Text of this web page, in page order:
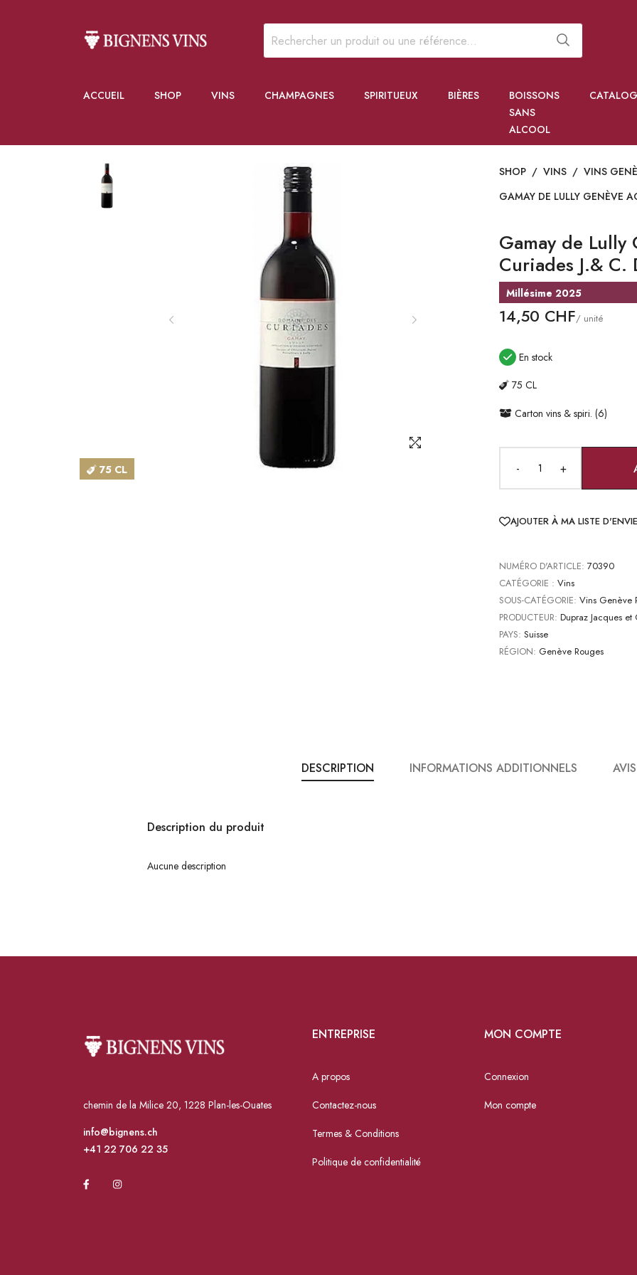
ACCUEIL SHOP VINS CHAMPAGNES SPIRITUEUX BIÈRES
BOISSONS
SANS
ALCOOL
75 CL
SHOP / VINS / VINS
GAMAY DE LULLY GENÈVE
Gamay de Lully
Curiades J.& C.
Millésime 2025
14,50 CHF/ unité
En stock
75 CL
Carton vins & spiri. (6)
- +
AJOUTER À MA LISTE D'ENVIE
NUMÉRO D'ARTICLE: 70390
CATÉGORIE : Vins
SOUS-CATÉGORIE: Vins Genève
PRODUCTEUR: Dupraz Jacques et
PAYS: Suisse
RÉGION: Genève Rouges
DESCRIPTION INFORMATIONS ADDITIONNELS
Description du produit
Aucune description
chemin de la Milice 20, 1228 Plan-les-Ouates
info@bignens.ch
+41 22 706 22 35
ENTREPRISE
A propos
Contactez-nous
Termes & Conditions
Politique de confidentialité
MON COMPTE
Connexion
Mon compte